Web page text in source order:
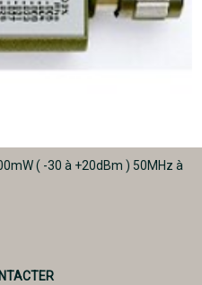
( -30 à +20dBm ) 50MHz à